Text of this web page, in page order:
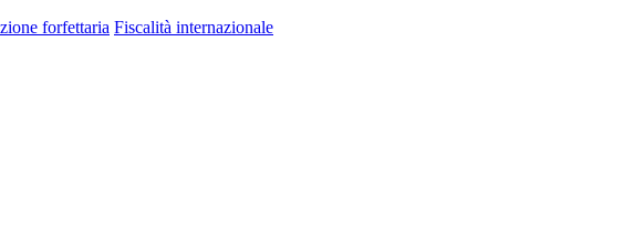
forfettaria Fiscalità internazionale